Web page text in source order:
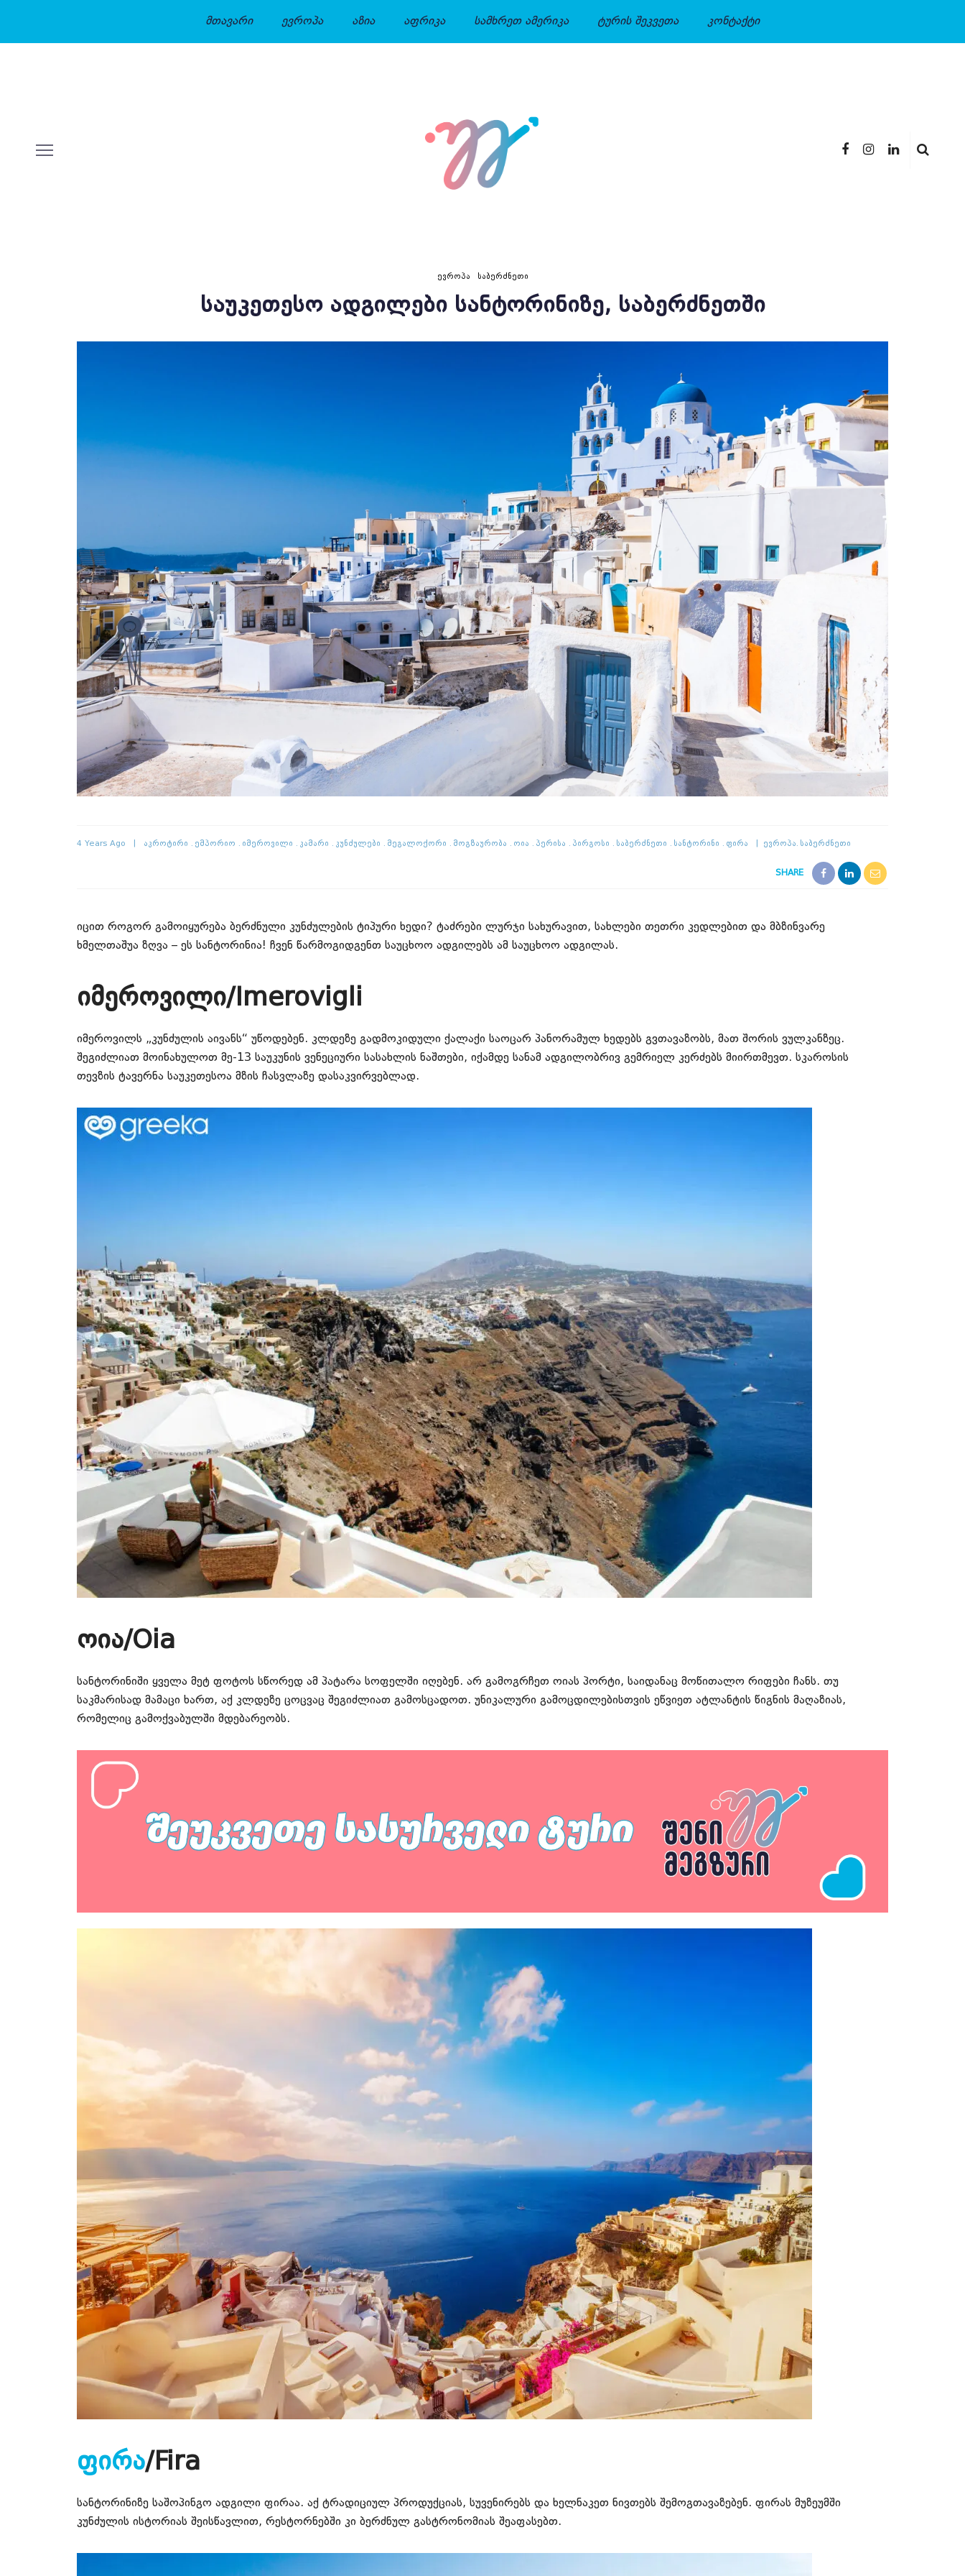
მთავარი ევროპა აზია აფრიკა სამხრეთ ამერიკა ტურის შეკვეთა კონტაქტი
ᲔᲕᲠᲝᲞᲐ ᲡᲐᲑᲔᲠᲫᲜᲔᲗᲘ
ᲡᲐᲣᲙᲔᲗᲔᲡᲝ ᲐᲓᲒᲘᲚᲔᲑᲘ ᲡᲐᲜᲢᲝᲠᲘᲜᲘᲖᲔ, ᲡᲐᲑᲔᲠᲫᲜᲔᲗᲨᲘ
4 Years Ago Აკროტირი Ემპორიო Იმეროვილი Კამარი Კუნძულები Მეგალოქორი Მოგზაურობა Ოია Პერისა Პირგოსი Საბერძნეთი Სანტორინი Ფირა Ევროპა Საბერძნეთი
SHARE
იცით როგორ გამოიყურება ბერძნული კუნძულების ტიპური ხედი? ტაძრები ლურჯი სახურავით, სახლები თეთრი კედლებით და მბზინვარე
ხმელთაშუა ზღვა – ეს სანტორინია! ჩვენ წარმოგიდგენთ საუცხოო ადგილებს ამ საუცხოო ადგილას.
იმეროვილი/Imerovigli
იმეროვილს „კუნძულის აივანს“ უწოდებენ. კლდეზე გადმოკიდული ქალაქი საოცარ პანორამულ ხედებს გვთავაზობს, მათ შორის ვულკანზეც.
შეგიძლიათ მოინახულოთ მე-13 საუკუნის ვენეციური სასახლის ნაშთები, იქამდე სანამ ადგილობრივ გემრიელ კერძებს მიირთმევთ. სკაროსის
თევზის ტავერნა საუკეთესოა მზის ჩასვლაზე დასაკვირვებლად.
ოია/Oia
სანტორინიში ყველა მეტ ფოტოს სწორედ ამ პატარა სოფელში იღებენ. არ გამოგრჩეთ ოიას პორტი, საიდანაც მოწითალო რიფები ჩანს. თუ
საკმარისად მამაცი ხართ, აქ კლდეზე ცოცვაც შეგიძლიათ გამოსცადოთ. უნიკალური გამოცდილებისთვის ეწვიეთ ატლანტის წიგნის მაღაზიას,
რომელიც გამოქვაბულში მდებარეობს.
ფირა/Fira
სანტორინიზე საშოპინგო ადგილი ფირაა. აქ ტრადიციულ პროდუქციას, სუვენირებს და ხელნაკეთ ნივთებს შემოგთავაზებენ. ფირას მუზეუმში
კუნძულის ისტორიას შეისწავლით, რესტორნებში კი ბერძნულ გასტრონომიას შეაფასებთ.